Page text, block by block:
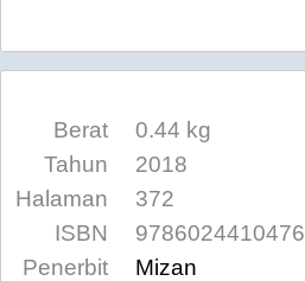
Berat
0.44 kg
Tahun
2018
Halaman
372
ISBN
9786024410476
Penerbit
Mizan